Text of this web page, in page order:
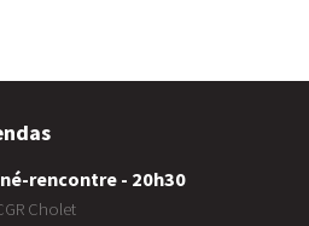
rencontre - 20h30
Cholet